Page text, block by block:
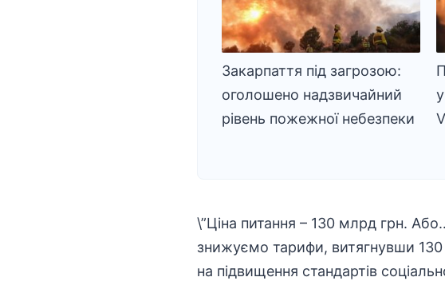
Закарпаття під загрозою:
оголошено надзвичайний
рівень пожежної небезпеки
\”Ціна питання – 130 млрд грн.
знижуємо тарифи, витягнувши
на підвищення стандартів